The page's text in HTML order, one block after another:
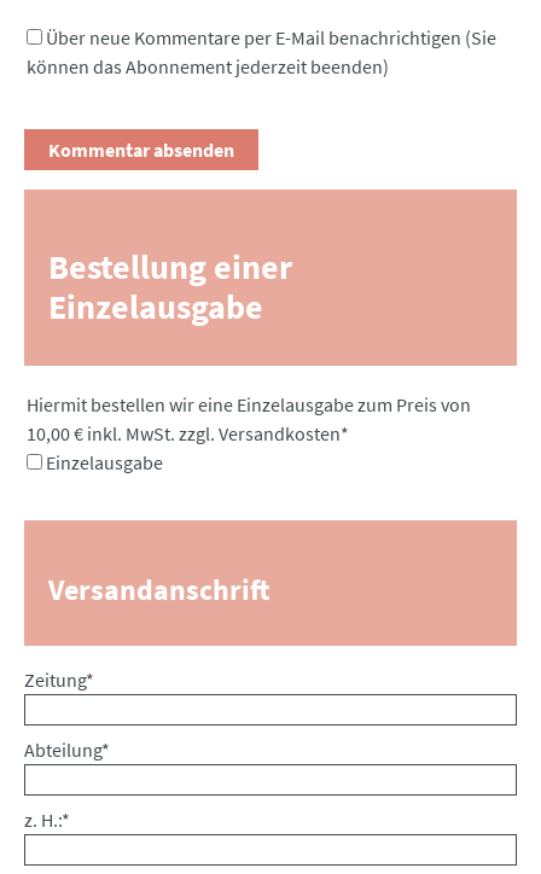
Über neue Kommentare per E-Mail benachrichtigen (Sie
können das Abonnement jederzeit beenden)
Bestellung einer
Einzelausgabe
Pflichtfeld
Hiermit bestellen wir eine Einzelausgabe zum Preis von
10,00 € inkl. MwSt. zzgl. Versandkosten*
Einzelausgabe
Versandanschrift
Pflichtfeld
Zeitung*
Pflichtfeld
Abteilung*
Pflichtfeld
z. H.:*